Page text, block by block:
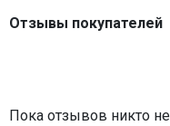
Отзывы покупателей
Пока отзывов никто